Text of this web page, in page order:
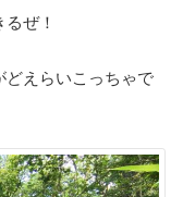
ぜ！
どえらいこっちゃで